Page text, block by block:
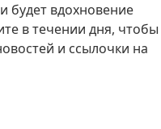
будет вдохновение
в течении дня, чтобы
и ссылочки на